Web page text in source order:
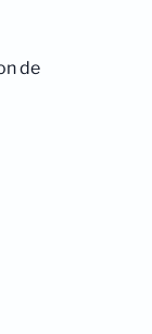
de